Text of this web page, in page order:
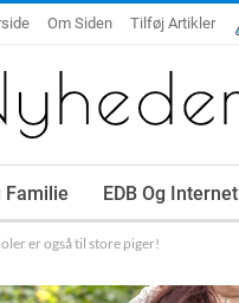
Om Siden Tilføj Artikler
Familie EDB Og Internet
er også til store piger!